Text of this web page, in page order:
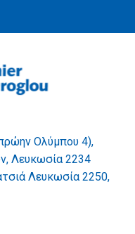
Ολύμπου 4),
Λευκωσία 2234
Λευκωσία 2250,